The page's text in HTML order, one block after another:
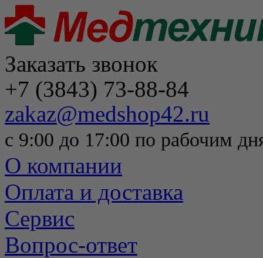
Заказать звонок
+7 (3843) 73-88-84
zakaz@medshop42.ru
с 9:00 до 17:00 по рабочим
О компании
Оплата и доставка
Сервис
Вопрос-ответ